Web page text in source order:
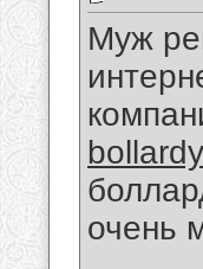
Муж
очень